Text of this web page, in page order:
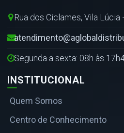
Rua dos Ciclames, Vila Lúcia
Segunda a sexta: 08h às
INSTITUCIONAL
Quem Somos
Centro de Conhecimento